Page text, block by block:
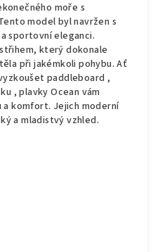
moře s
model byl navržen s
sportovní eleganci.
který dokonale
při jakémkoli pohybu. Ať
paddleboard ,
, plavky Ocean vám
komfort. Jejich moderní
a mladistvý vzhled.